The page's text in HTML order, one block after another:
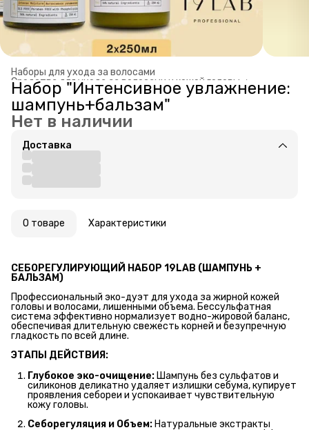
Наборы для ухода за волосами
Средства для ухода за волосами и кожей головы ›
Главная
›
Набор "Интенсивное увлажнение:
шампунь+бальзам"
Нет в наличии
Доставка
О товаре Характеристики
СЕБОРЕГУЛИРУЮЩИЙ НАБОР 19LAB (ШАМПУНЬ +
БАЛЬЗАМ)
Профессиональный эко-дуэт для ухода за жирной кожей
головы и волосами, лишенными объема. Бессульфатная
система эффективно нормализует водно-жировой баланс,
обеспечивая длительную свежесть корней и безупречную
гладкость по всей длине.
ЭТАПЫ ДЕЙСТВИЯ:
Глубокое эко-очищение: Шампунь без сульфатов и
силиконов деликатно удаляет излишки себума, купирует
проявления себореи и успокаивает чувствительную
кожу головы.
Себорегуляция и Объем: Натуральные экстракты